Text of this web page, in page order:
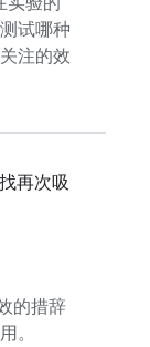
试哪种
注的效
再次吸
的措辞
。